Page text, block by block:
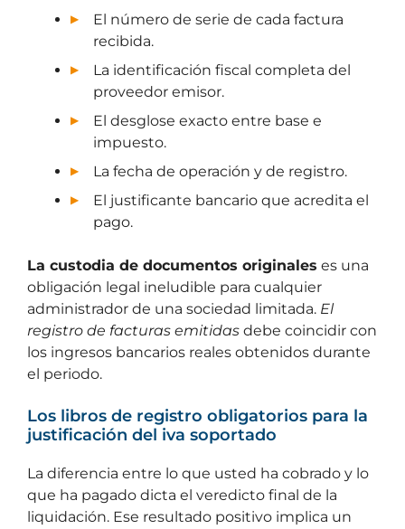
El número de serie de cada factura
recibida.
La identificación fiscal completa del
proveedor emisor.
El desglose exacto entre base e
impuesto.
La fecha de operación y de registro.
El justificante bancario que acredita el
pago.
La custodia de documentos originales es una
obligación legal ineludible para cualquier
administrador de una sociedad limitada. El
registro de facturas emitidas debe coincidir con
los ingresos bancarios reales obtenidos durante
el periodo.
Los libros de registro obligatorios para la
justificación del iva soportado
La diferencia entre lo que usted ha cobrado y lo
que ha pagado dicta el veredicto final de la
liquidación. Ese resultado positivo implica un